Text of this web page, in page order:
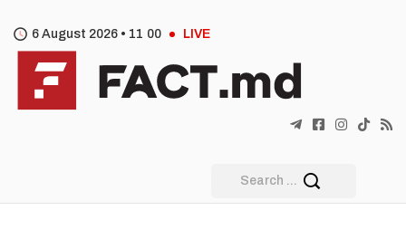
6 August 2026 • 11 00 LIVE